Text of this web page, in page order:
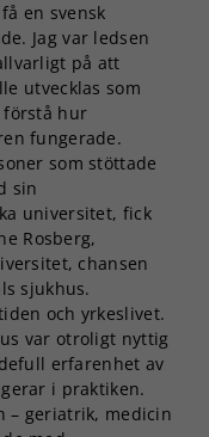
en svensk
Jag var ledsen
på att
utvecklas som
förstå hur
fungerade.
som stöttade
sin
universitet, fick
Rosberg,
chansen
sjukhus.
och yrkeslivet.
var otroligt nyttig
erfarenhet av
i praktiken.
– geriatrik, medicin